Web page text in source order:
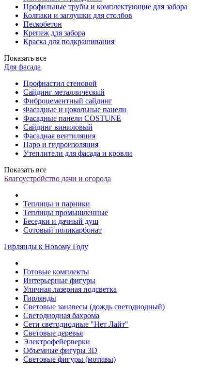
Профильные трубы и комплектующие для забора
Колпаки и заглушки для столбов
Пескобетон
Крепеж для забора
Краска для подкрашивания
Показать все
Для фасада
Профнастил стеновой
Сайдинг металлический
Фиброцементный сайдинг
Фасадные и цокольные панели
Фасадные панели COSTUNE
Сайдинг виниловый
Фасадная вентиляция
Паро и гидроизоляция
Утеплители для фасада и кровли
Показать все
Благоустройство дачи и огорода
Теплицы и парники
Теплицы промышленные
Беседки и дачный душ
Сотовый поликарбонат
Гирлянды к Новому Году
Готовые комплекты
Интерьерные фигуры
Уличная лазерная подсветка
Гирлянды
Световые занавесы (дождь светодиодный)
Светодиодная бахрома
Сети светодиодные "Нет Лайт"
Световые деревья
Электрофейерверки
Объемные фигуры 3D
Световые фигуры (мотивы)